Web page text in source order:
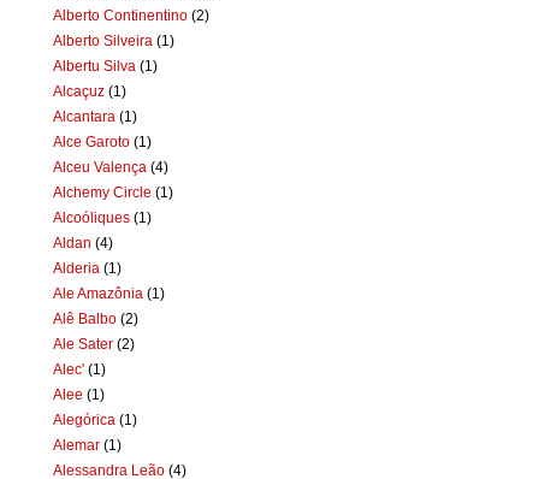
Alberto Continentino (2)
Alberto Silveira (1)
Albertu Silva (1)
Alcaçuz (1)
Alcantara (1)
Alce Garoto (1)
Alceu Valença (4)
Alchemy Circle (1)
Alcoóliques (1)
Aldan (4)
Alderia (1)
Ale Amazônia (1)
Alê Balbo (2)
Ale Sater (2)
Alec' (1)
Alee (1)
Alegórica (1)
Alemar (1)
Alessandra Leão (4)